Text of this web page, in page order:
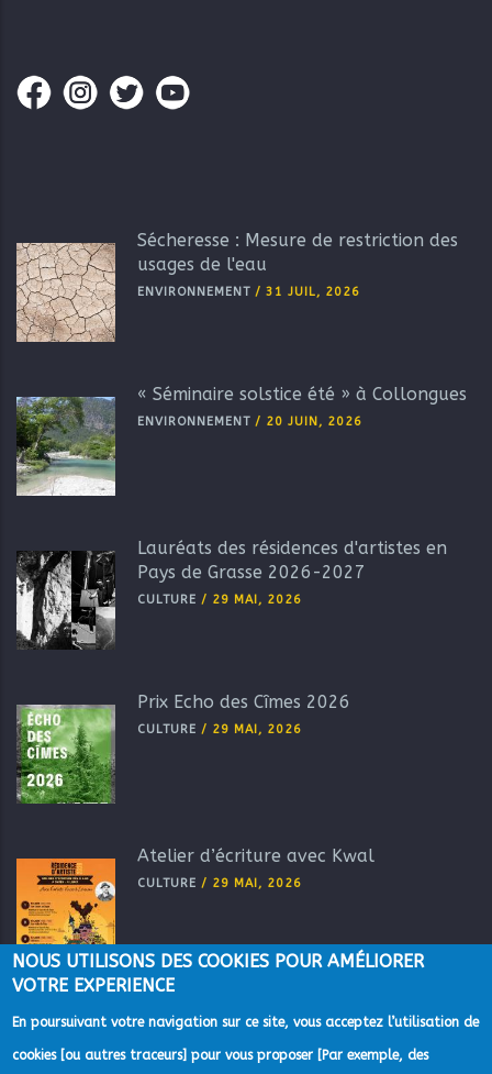
Sécheresse : Mesure de restriction des
usages de l'eau
ENVIRONNEMENT / 31 JUIL, 2026
« Séminaire solstice été » à Collongues
ENVIRONNEMENT / 20 JUIN, 2026
Lauréats des résidences d'artistes en
Pays de Grasse 2026-2027
CULTURE / 29 MAI, 2026
Prix Echo des Cîmes 2026
CULTURE / 29 MAI, 2026
Atelier d’écriture avec Kwal
CULTURE / 29 MAI, 2026
NOUS UTILISONS DES COOKIES POUR AMÉLIORER
VOTRE EXPERIENCE
En poursuivant votre navigation sur ce site, vous acceptez l’utilisation de
cookies [ou autres traceurs] pour vous proposer [Par exemple, des